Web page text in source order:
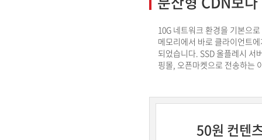
10G 네트워크 환경을 기본으
메모리에서 바로 클라이언트
되었습니다. SSD 올플레시 서
핑몰, 오픈마켓으로 전송하는
50원 컨텐